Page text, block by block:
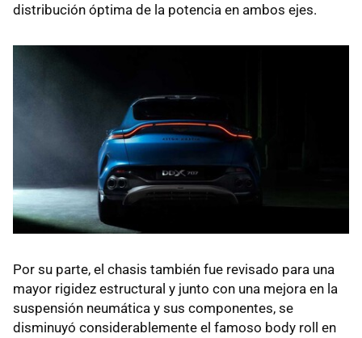
distribución óptima de la potencia en ambos ejes.
Por su parte, el chasis también fue revisado para una
mayor rigidez estructural y junto con una mejora en la
suspensión neumática y sus componentes, se
disminuyó considerablemente el famoso body roll en